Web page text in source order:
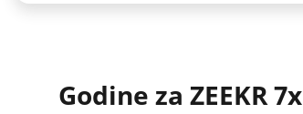
Godine za ZEEKR 7x